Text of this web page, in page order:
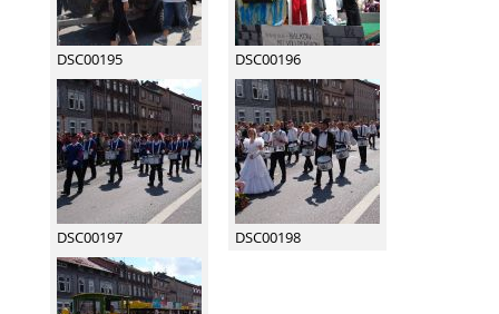
DSC00195 DSC00196
DSC00197 DSC00198